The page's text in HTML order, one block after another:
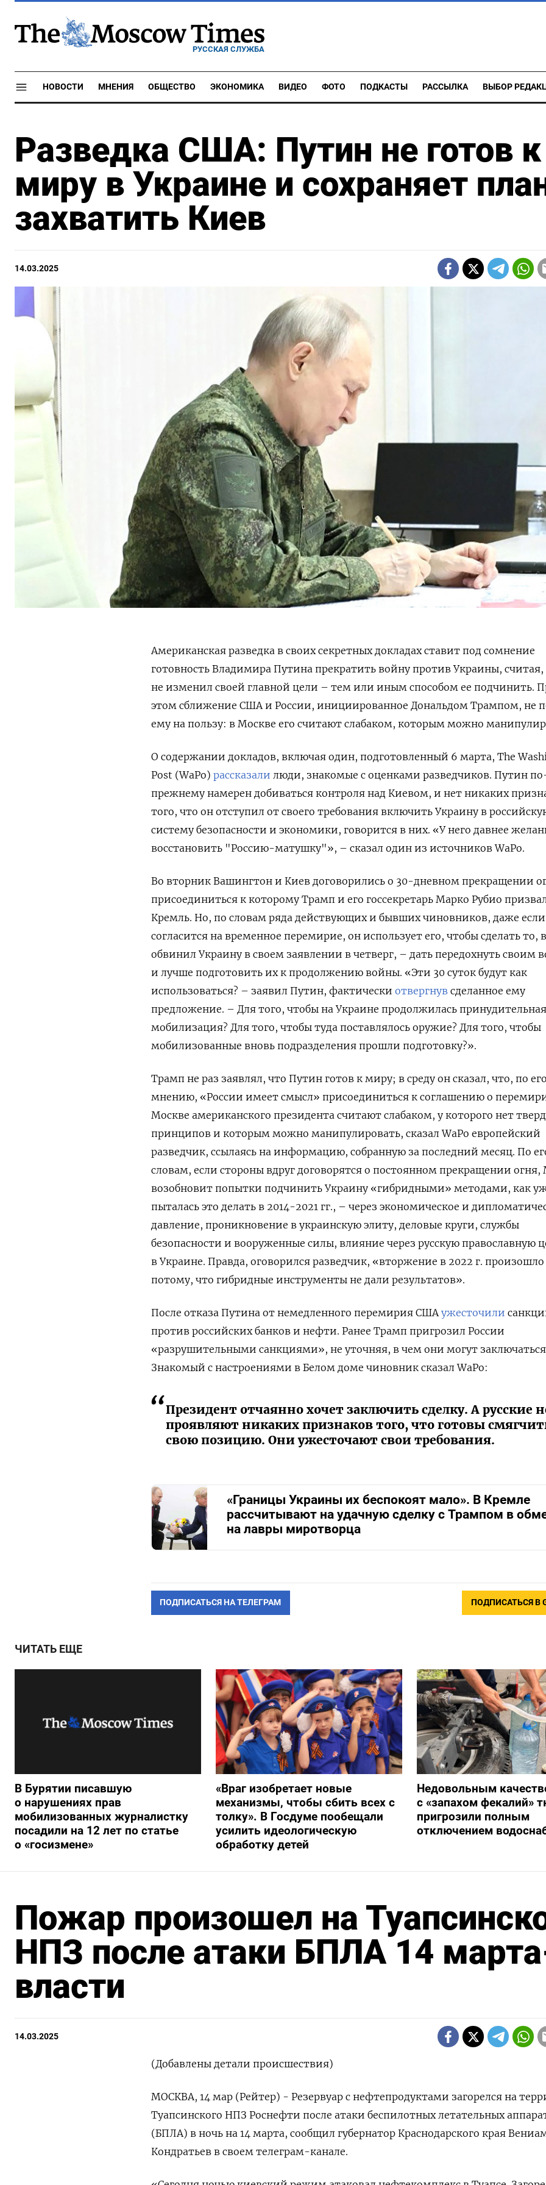
РУССКАЯ СЛУЖБА
НОВОСТИ МНЕНИЯ ОБЩЕСТВО ЭКОНОМИКА ВИДЕО ФОТО ПОДКАСТЫ РАССЫЛКА ВЫБОР
Разведка США: Путин не готов к
миру в Украине и сохраняет
захватить Киев
14.03.2025
Американская разведка в своих секретных докладах ставит под сомнение
готовность Владимира Путина прекратить войну против Украины, считая,
не изменил своей главной цели – тем или иным способом ее подчинить.
этом сближение США и России, инициированное Дональдом Трампом, не
ему на пользу: в Москве его считают слабаком, которым можно
О содержании докладов, включая один, подготовленный 6 марта, The
Post (WaPo) рассказали люди, знакомые с оценками разведчиков. Путин
прежнему намерен добиваться контроля над Киевом, и нет никаких
того, что он отступил от своего требования включить Украину в
систему безопасности и экономики, говорится в них. «У него давнее
восстановить "Россию-матушку"», – сказал один из источников WaPo.
Во вторник Вашингтон и Киев договорились о 30-дневном прекращении
присоединиться к которому Трамп и его госсекретарь Марко Рубио
Кремль. Но, по словам ряда действующих и бывших чиновников, даже
согласится на временное перемирие, он использует его, чтобы сделать то,
обвинил Украину в своем заявлении в четверг, – дать передохнуть своим
и лучше подготовить их к продолжению войны. «Эти 30 суток будут как
использоваться? – заявил Путин, фактически отвергнув сделанное ему
предложение. – Для того, чтобы на Украине продолжилась принудительная
мобилизация? Для того, чтобы туда поставлялось оружие? Для того, чтобы
мобилизованные вновь подразделения прошли подготовку?».
Трамп не раз заявлял, что Путин готов к миру; в среду он сказал, что, по его
мнению, «России имеет смысл» присоединиться к соглашению о
Москве американского президента считают слабаком, у которого нет
принципов и которым можно манипулировать, сказал WaPo европейский
разведчик, ссылаясь на информацию, собранную за последний месяц. По
словам, если стороны вдруг договорятся о постоянном прекращении огня,
возобновит попытки подчинить Украину «гибридными» методами, как
пыталась это делать в 2014-2021 гг., – через экономическое и
давление, проникновение в украинскую элиту, деловые круги, службы
безопасности и вооруженные силы, влияние через русскую православную
в Украине. Правда, оговорился разведчик, «вторжение в 2022 г. произошло
потому, что гибридные инструменты не дали результатов».
После отказа Путина от немедленного перемирия CША ужесточили
против российских банков и нефти. Ранее Трамп пригрозил России
«разрушительными санкциями», не уточняя, в чем они могут
Знакомый с настроениями в Белом доме чиновник сказал WaPo:
Президент отчаянно хочет заключить сделку. А русские
проявляют никаких признаков того, что готовы
свою позицию. Они ужесточают свои требования.
«Границы Украины их беспокоят мало». В Кремле
рассчитывают на удачную сделку с Трампом в
на лавры миротворца
ПОДПИСАТЬСЯ НА ТЕЛЕГРАМ ПОДПИСАТЬСЯ В
ЧИТАТЬ ЕЩЕ
В Бурятии писавшую
о нарушениях прав
мобилизованных журналистку
посадили на 12 лет по статье
о «госизмене»
«Враг изобретает новые
механизмы, чтобы сбить всех с
толку». В Госдуме пообещали
усилить идеологическую
обработку детей
Недовольным
с «запахом фекалий»
пригрозили полным
отключением
Пожар произошел на
НПЗ после атаки БПЛА 14
власти
14.03.2025
(Добавлены детали происшествия)
МОСКВА, 14 мар (Рейтер) - Резервуар с нефтепродуктами загорелся на
Туапсинского НПЗ Роснефти после атаки беспилотных летательных
(БПЛА) в ночь на 14 марта, сообщил губернатор Краснодарского края
Кондратьев в своем телеграм-канале.